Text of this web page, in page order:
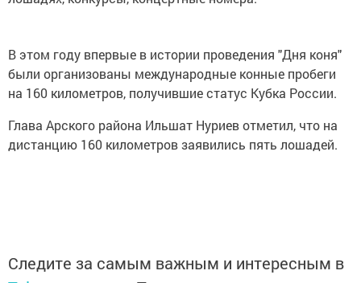
были организованы международные конные пробеги
на 160 километров, получившие статус Кубка России.
дистанцию 160 километров заявились пять лошадей.
Telegram-каналеТатмедиа